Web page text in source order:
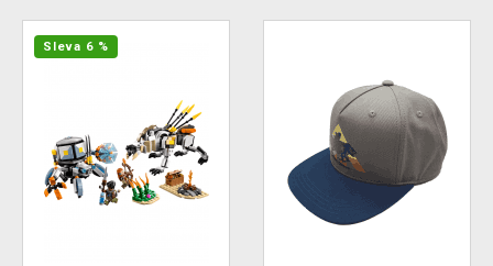
Sleva 6 %